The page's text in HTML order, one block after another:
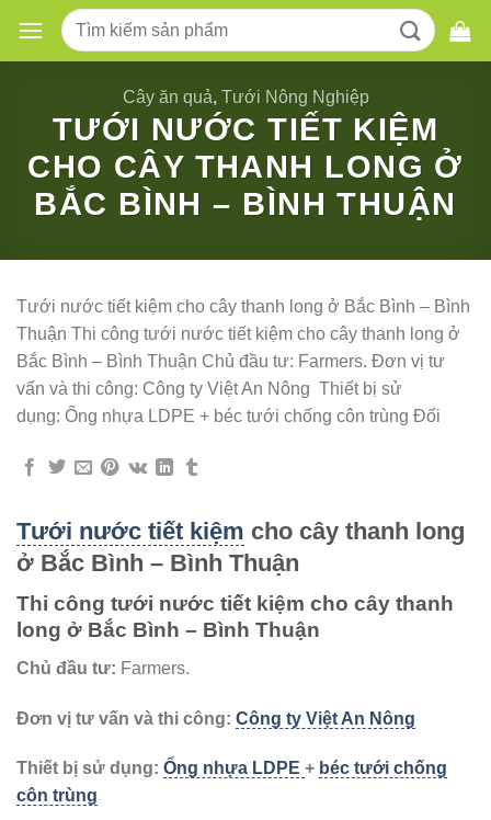
content
Tìm
kiếm:
Cây ăn quả, Tưới Nông Nghiệp
TƯỚI NƯỚC TIẾT KIỆM
CHO CÂY THANH LONG Ở
BẮC BÌNH – BÌNH THUẬN
Tưới nước tiết kiệm cho cây thanh long ở Bắc Bình – Bình
Thuận Thi công tưới nước tiết kiệm cho cây thanh long ở
Bắc Bình – Bình Thuận Chủ đầu tư: Farmers. Đơn vị tư
vấn và thi công: Công ty Việt An Nông Thiết bị sử
dụng: Ống nhựa LDPE + béc tưới chống côn trùng Đối
Tưới nước tiết kiệm cho cây thanh long
ở Bắc Bình – Bình Thuận
Thi công tưới nước tiết kiệm cho cây thanh
long ở Bắc Bình – Bình Thuận
Chủ đầu tư: Farmers.
Đơn vị tư vấn và thi công: Công ty Việt An Nông
Thiết bị sử dụng: Ống nhựa LDPE + béc tưới chống
côn trùng